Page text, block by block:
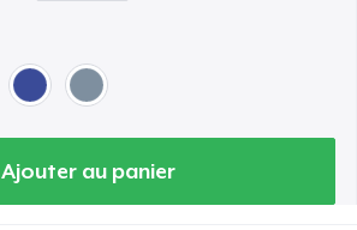
Ajouter au panier